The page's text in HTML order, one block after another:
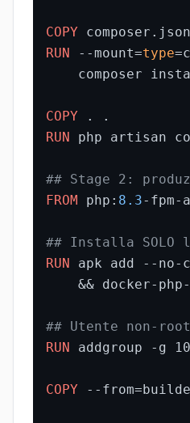
COPY
RUN --mount=type
composer
COPY . .
RUN php artisan
## Stage 2:
FROM php: 8.3-fpm-
## Installa
RUN apk add --
&& docker-
## Utente non-root
RUN addgroup -g
COPY --